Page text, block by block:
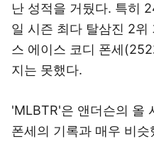
난 성적을 거뒀다. 특히
일 시즌 최다 탈삼진 2위
스 에이스 코디 폰세
지는 못했다.
'MLBTR'은 앤더슨의 올
폰세의 기록과 매우 비